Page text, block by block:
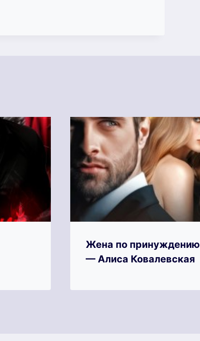
Жена по принуждению
— Алиса Ковалевская